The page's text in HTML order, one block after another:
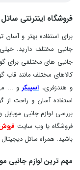
فروشگاه اینترنتی
برای استفاده بهتر و آسان
جانبی مختلف دارید.
جانبی های مختلفی برای
کالاهای مختلف مانند
و هندزفری،اسپیکرو ...
استفاده آسان و راحت از
بررسی لوازم جانبی
فروشگاه یا وب سایتفروش
باشید. همراه ساتل دیجیتال
مهم ترین لوازم جانبی